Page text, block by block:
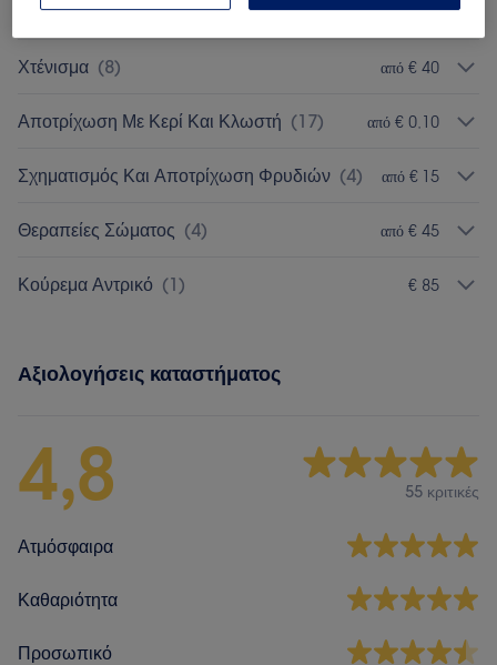
Φορμάρισμα (2) από € 25
Χτένισμα (8) από € 40
Αποτρίχωση Με Κερί Και Κλωστή (17) από € 0,10
Σχηματισμός Και Αποτρίχωση Φρυδιών (4) από € 15
Θεραπείες Σώματος (4) από € 45
Κούρεμα Αντρικό (1) € 85
Αξιολογήσεις καταστήματος
4,8 55 κριτικές
Ατμόσφαιρα
Καθαριότητα
Προσωπικό